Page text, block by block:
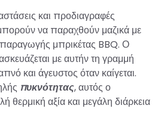
και προδιαγραφές
να παραχθούν μαζικά με
μπρικέτας BBQ. Ο
με αυτήν τη γραμμή
και άγευστος όταν καίγεται.
πυκνότητας, αυτός ο
θερμική αξία και μεγάλη διάρκεια